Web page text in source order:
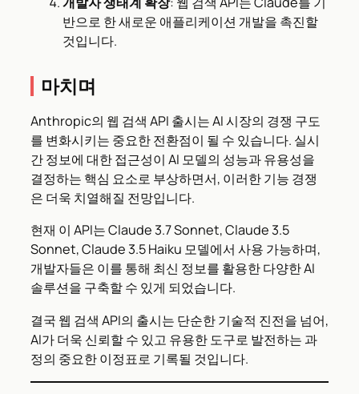
반으로 한 새로운 애플리케이션 개발을 촉진할
것입니다.
마치며
Anthropic의 웹 검색 API 출시는 AI 시장의 경쟁 구도
를 변화시키는 중요한 전환점이 될 수 있습니다. 실시
간 정보에 대한 접근성이 AI 모델의 성능과 유용성을
결정하는 핵심 요소로 부상하면서, 이러한 기능 경쟁
은 더욱 치열해질 전망입니다.
현재 이 API는 Claude 3.7 Sonnet, Claude 3.5
Sonnet, Claude 3.5 Haiku 모델에서 사용 가능하며,
개발자들은 이를 통해 최신 정보를 활용한 다양한 AI
솔루션을 구축할 수 있게 되었습니다.
결국 웹 검색 API의 출시는 단순한 기술적 진전을 넘어,
AI가 더욱 신뢰할 수 있고 유용한 도구로 발전하는 과
정의 중요한 이정표로 기록될 것입니다.